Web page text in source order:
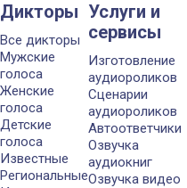
Дикторы
Все дикторы
Мужские
голоса
Женские
голоса
Детские
голоса
Известные
Региональные
Услуги и
сервисы
Изготовление
аудиороликов
Сценарии
аудиороликов
Автоответчики
Озвучка
аудиокниг
Озвучка видео